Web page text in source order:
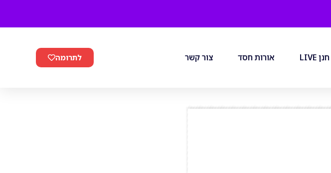
חנן LIVE אורות חסד צור קשר לתרומה